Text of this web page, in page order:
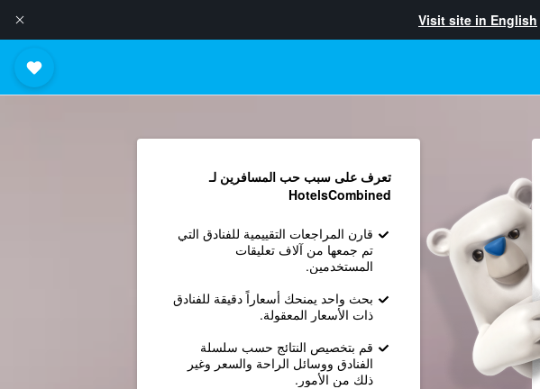
Visit site in English
تعرف على سبب حب المسافرين لـ
HotelsCombined
قارن المراجعات التقييمية للفنادق التي
تم جمعها من آلاف تعليقات
المستخدمين.
بحث واحد يمنحك أسعاراً دقيقة للفنادق
ذات الأسعار المعقولة.
قم بتخصيص النتائج حسب سلسلة
الفنادق ووسائل الراحة والسعر وغير
ذلك من الأمور.